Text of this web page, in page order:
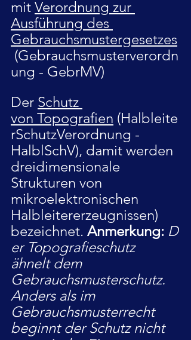
mit Verordnung zur
Ausführung des
Gebrauchsmustergesetzes
(Gebrauchsmusterverordn
ung - GebrMV)
Der Schutz
von Topografien (Halbleite
rSchutzVerordnung -
HalblSchV), damit werden
dreidimensionale
Strukturen von
mikroelektronischen
Halbleitererzeugnissen)
bezeichnet. Anmerkung: D
er Topografieschutz
ähnelt dem
Gebrauchsmusterschutz.
Anders als im
Gebrauchsmusterrecht
beginnt der Schutz nicht